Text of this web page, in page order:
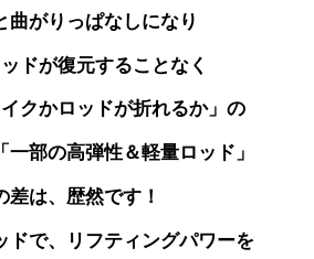
曲がりっぱなしになり
ドが復元することなく
イクかロッドが折れるか」の
部の高弾性＆軽量ロッド」
差は、歴然です！
ドで、リフティングパワーを